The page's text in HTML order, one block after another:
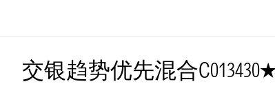
交银趋势优先混合C013430